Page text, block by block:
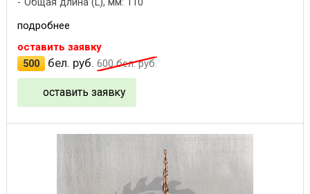
подробнее
оставить заявку
500
бел. руб. 600бел. руб.
оставить заявку